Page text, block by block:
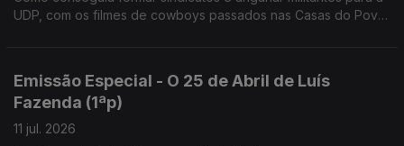
UDP, com os filmes de cowboys passados nas Casas do Povo
Emissão Especial - O 25 de Abril de Luís
Fazenda (1ªp)
11 jul. 2026